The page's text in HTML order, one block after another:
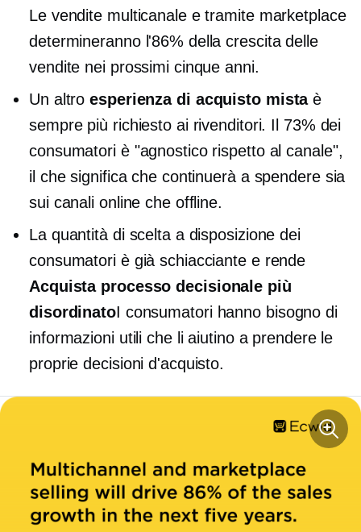
Le vendite multicanale e tramite marketplace
determineranno l'86% della crescita delle
vendite nei prossimi cinque anni.
Un altroesperienza di acquisto mistaè
sempre più richiesto ai rivenditori. Il 73% dei
consumatori è "agnostico rispetto al canale",
il che significa che continuerà a spendere sia
sui canali online che offline.
La quantità di scelta a disposizione dei
consumatori è già schiacciante e rende
Acquista processo decisionale più
disordinatoI consumatori hanno bisogno di
informazioni utili che li aiutino a prendere le
proprie decisioni d'acquisto.